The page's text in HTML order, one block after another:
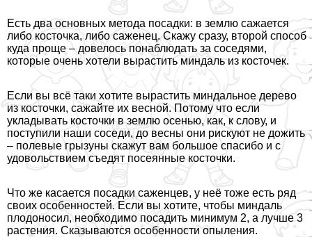
Есть два основных метода посадки: в землю сажается
либо косточка, либо саженец. Скажу сразу, второй способ
куда проще – довелось понаблюдать за соседями,
которые очень хотели вырастить миндаль из косточек.
Если вы всё таки хотите вырастить миндальное дерево
из косточки, сажайте их весной. Потому что если
укладывать косточки в землю осенью, как, к слову, и
поступили наши соседи, до весны они рискуют не дожить
– полевые грызуны скажут вам большое спасибо и с
удовольствием съедят посеянные косточки.
Что же касается посадки саженцев, у неё тоже есть ряд
своих особенностей. Если вы хотите, чтобы миндаль
плодоносил, необходимо посадить минимум 2, а лучше 3
растения. Сказываются особенности опыления.